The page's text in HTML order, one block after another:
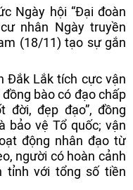
Ngày hội “Đại đoàn
nhân Ngày truyền
(18/11) tạo sự gắn
Đắk Lắk tích cực vận
bào có đạo chấp
đời, đẹp đạo”, đồng
bảo vệ Tổ quốc; vận
động nhân đạo từ
người có hoàn cảnh
tỉnh với tổng số tiền